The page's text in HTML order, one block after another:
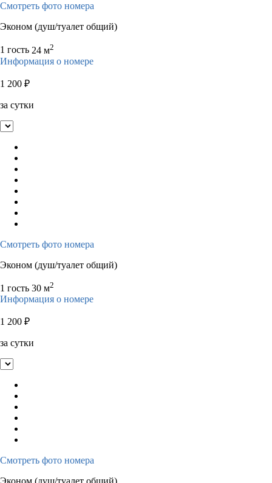
Смотреть фото номера
Эконом (душ/туалет общий)
1 гость 24 м2
Информация о номере
1 200 ₽
за сутки
Смотреть фото номера
Эконом (душ/туалет общий)
1 гость 30 м2
Информация о номере
1 200 ₽
за сутки
Смотреть фото номера
Эконом (душ/туалет общий)